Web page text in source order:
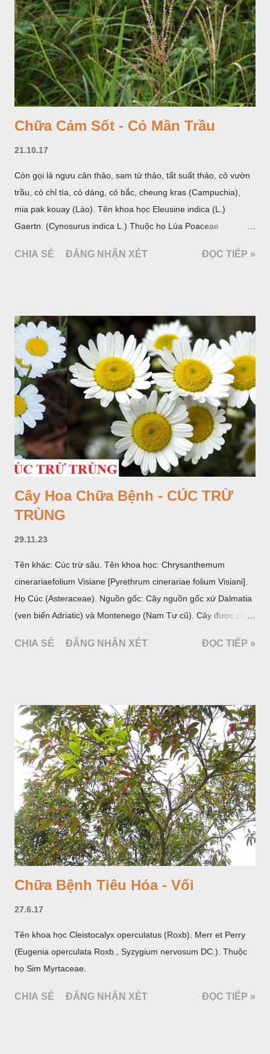
Chữa Cảm Sốt - Cỏ Mần Trầu
21.10.17
Còn gọi là ngưu cân thảo, sam tử thảo, tất suất thảo, cỏ vườn
trầu, cỏ chỉ tía, cỏ dáng, cỏ bắc, cheung kras (Campuchia),
mia pak kouay (Lào). Tên khoa học Eleusine indica (L.)
Gaertn. (Cynosurus indica L.) Thuộc họ Lúa Poaceae
CHIA SẺ ĐĂNG NHẬN XÉT ĐỌC TIẾP »
Cây Hoa Chữa Bệnh - CÚC TRỪ
TRÙNG
29.11.23
Tên khác: Cúc trừ sâu. Tên khoa học: Chrysanthemum
cinerariaefolium Visiane [Pyrethrum cinerariae folium Visiani].
Họ Cúc (Asteraceae). Nguồn gốc: Cây nguồn gốc xứ Dalmatia
(ven biển Adriatic) và Montenego (Nam Tư cũ). Cây được phân
trồng để khai thác: Pháp, Nga, Đức, Nam Tư (cũ), sau lan
Tam Đảo (Vĩnh Phúc), đã thu được kết quả ban đầu (những
năm 1560- 70); thường trồng đến năm thứ hai, thứ ba mới hái
hoa; trồng một lần thu hoạch 10 - 20 năm.
CHIA SẺ ĐĂNG NHẬN XÉT ĐỌC TIẾP »
Chữa Bệnh Tiêu Hóa - Vối
27.6.17
Tên khoa học Cleistocalyx operculatus (Roxb). Merr et Perry
(Eugenia operculata Roxb., Syzygium nervosum DC.). Thuộc
họ Sim Myrtaceae.
CHIA SẺ ĐĂNG NHẬN XÉT ĐỌC TIẾP »